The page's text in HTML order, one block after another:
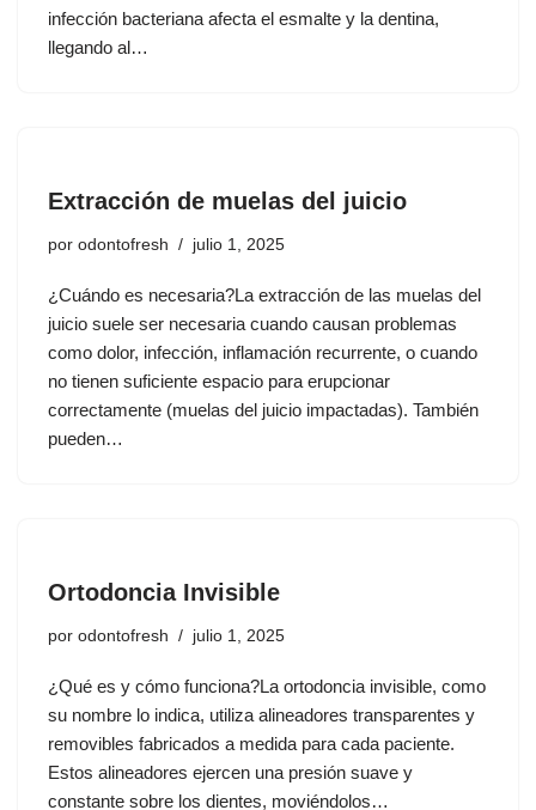
infección bacteriana afecta el esmalte y la dentina,
llegando al…
Extracción de muelas del juicio
por odontofresh julio 1, 2025
¿Cuándo es necesaria?La extracción de las muelas del
juicio suele ser necesaria cuando causan problemas
como dolor, infección, inflamación recurrente, o cuando
no tienen suficiente espacio para erupcionar
correctamente (muelas del juicio impactadas). También
pueden…
Ortodoncia Invisible
por odontofresh julio 1, 2025
¿Qué es y cómo funciona?La ortodoncia invisible, como
su nombre lo indica, utiliza alineadores transparentes y
removibles fabricados a medida para cada paciente.
Estos alineadores ejercen una presión suave y
constante sobre los dientes, moviéndolos…